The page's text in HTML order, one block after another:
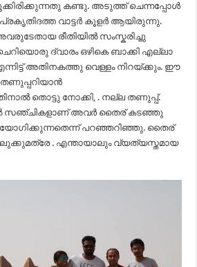
കണ്ടു. അടുത്ത് ചെന്നപ്പോൾ
വാട്ടർ കൂളർ ആയിരുന്നു.
രീതിയിൽ സംസ്കരിച്ചു
ദ്വാരം ഒഴികെ ബാക്കി എല്ലാ
അതിനകത്തു വെള്ളം നിറയ്ക്കും. ഈ
തണുപ്പറിയാൻ
തൊട്ടു നോക്കി, . നല്ല തണുപ്പ്.
സഞ്ചികളാണ് അവർ തൈര് കടഞ്ഞു
പറഞ്ഞറിഞ്ഞു. തൈര്
കുലുക്കുമത്രേ . എന്തായാലും വ്യത്യസ്തമായ